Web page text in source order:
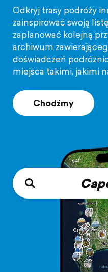
Odkryj trasy podróży
zainspirować swoją
zaplanować kolejną
archiwum
doświadczeń
miejsca takimi, jakimi
Chodźmy